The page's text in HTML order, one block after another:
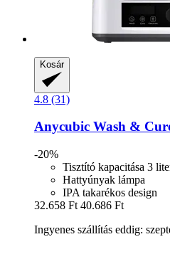
Kosár
4.8 (31)
Anycubic Wash &
-20%
Tisztító kapacitása 3
Hattyúnyak lámpa
IPA takarékos design
32.658 Ft 40.686 Ft
Ingyenes szállítás eddig: